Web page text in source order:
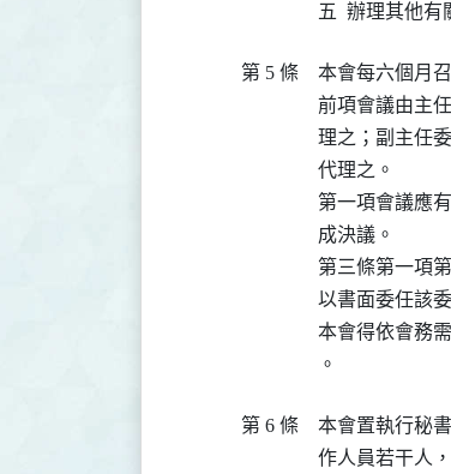
五  辦理其他有
第 5 條
本會每六個月
前項會議由主
理之；副主任
代理之。
第一項會議應
成決議。
第三條第一項
以書面委任該
本會得依會務
。
第 6 條
本會置執行秘
作人員若干人